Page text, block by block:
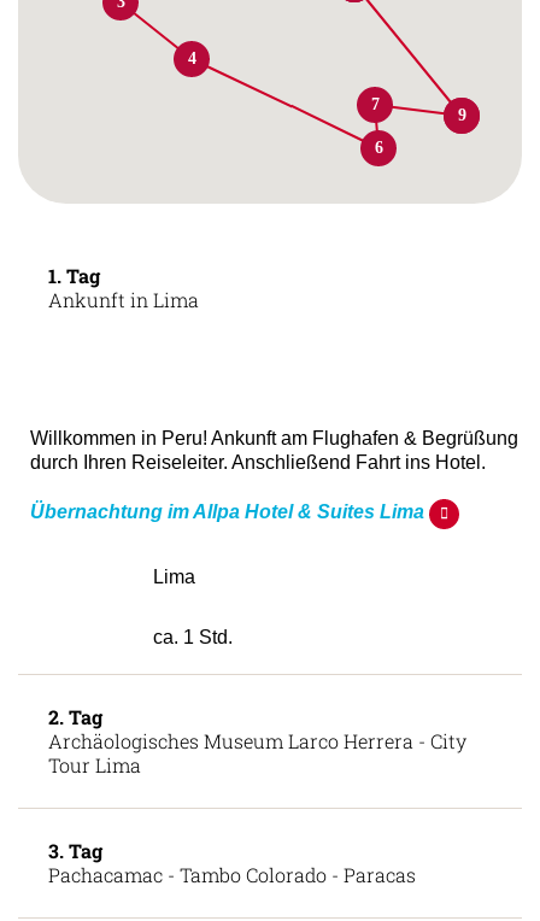
4
6
7
8
9
1. Tag
Ankunft in Lima
Willkommen in Peru! Ankunft am Flughafen & Begrüßung
durch Ihren Reiseleiter. Anschließend Fahrt ins Hotel.
Übernachtung im Allpa Hotel & Suites Lima
Lima
ca. 1 Std.
2. Tag
Archäologisches Museum Larco Herrera - City
Tour Lima
3. Tag
Pachacamac - Tambo Colorado - Paracas